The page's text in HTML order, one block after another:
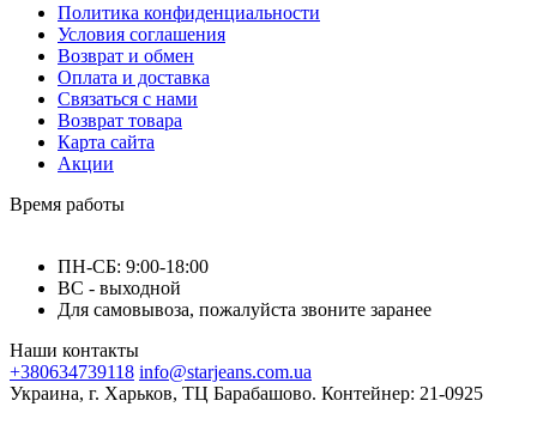
Политика конфиденциальности
Условия соглашения
Возврат и обмен
Оплата и доставка
Связаться с нами
Возврат товара
Карта сайта
Акции
Время работы
ПН-СБ: 9:00-18:00
ВС - выходной
Для самовывоза, пожалуйста звоните заранее
Наши контакты
+380634739118 info@starjeans.com.ua
Украина, г. Харьков, ТЦ Барабашово. Контейнер: 21-0925